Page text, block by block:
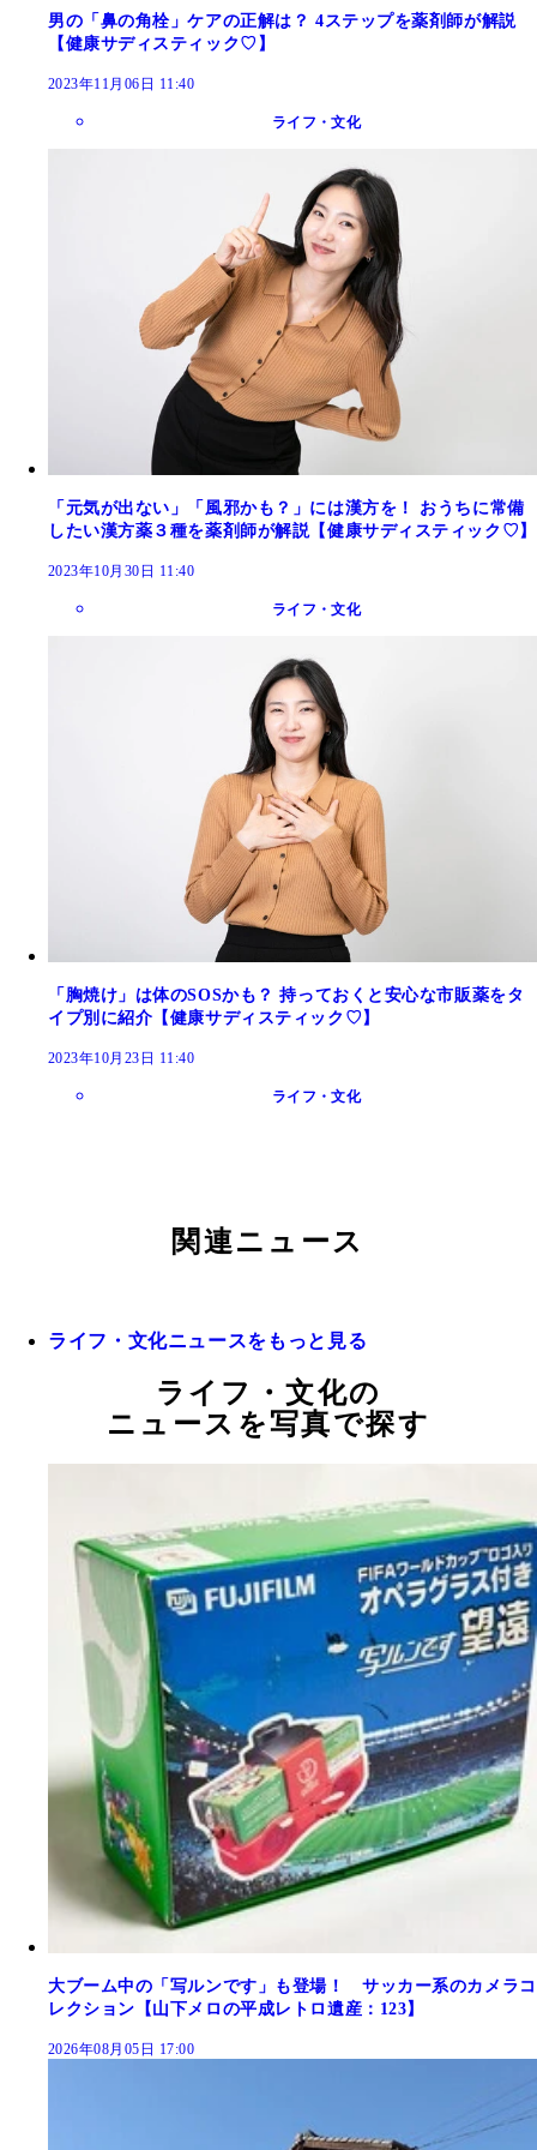
男の「鼻の角栓」ケアの正解は？ 4ステップを薬剤師が解説
【健康サディスティック♡】
2023年11月06日 11:40
ライフ・文化
「元気が出ない」「風邪かも？」には漢方を！ おうちに常備
したい漢方薬３種を薬剤師が解説【健康サディスティック♡】
2023年10月30日 11:40
ライフ・文化
「胸焼け」は体のSOSかも？ 持っておくと安心な市販薬をタ
イプ別に紹介【健康サディスティック♡】
2023年10月23日 11:40
ライフ・文化
関連ニュース
ライフ・文化ニュースをもっと見る
ライフ・文化の
ニュースを写真で探す
大ブーム中の「写ルンです」も登場！ サッカー系のカメラコ
レクション【山下メロの平成レトロ遺産：123】
2026年08月05日 17:00